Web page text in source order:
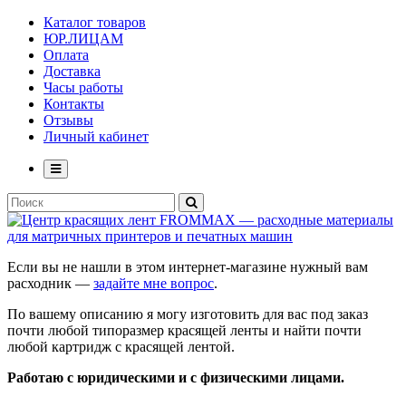
Каталог товаров
ЮР.ЛИЦАМ
Оплата
Доставка
Часы работы
Контакты
Отзывы
Личный кабинет
Если вы не нашли в этом интернет-магазине нужный вам
расходник — задайте мне вопрос.
По вашему описанию я могу изготовить для вас под заказ
почти любой типоразмер красящей ленты и найти почти
любой картридж с красящей лентой.
Работаю с юридическими и с физическими лицами.